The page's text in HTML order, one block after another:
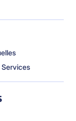
Services